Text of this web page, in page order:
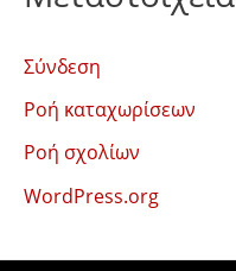
Σύνδεση
Ροή καταχωρίσεων
Ροή σχολίων
WordPress.org